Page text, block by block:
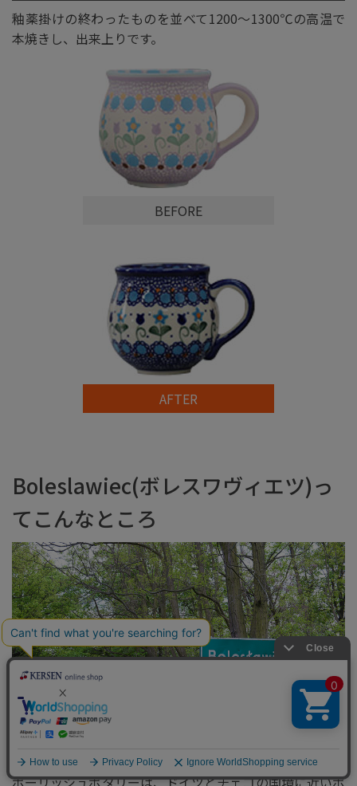
釉薬掛けの終わったものを並べて1200〜1300℃の高温で
本焼きし、出来上りです。
BEFORE
AFTER
Boleslawiec(ボレスワヴィエツ)っ
てこんなところ
ポーリッシュポタリーは、ドイツとチェコの国境に近いポ